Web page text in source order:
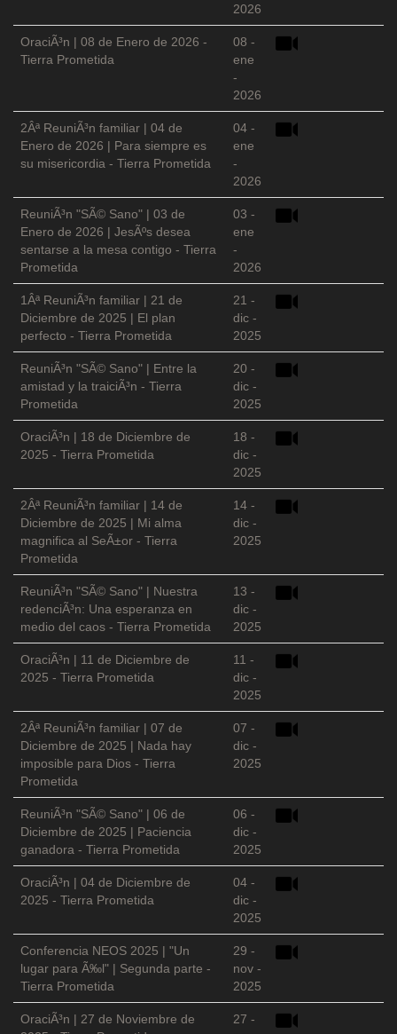
2026
OraciÃ³n | 08 de Enero de 2026 -
Tierra Prometida
08 -
ene
-
2026
2Âª ReuniÃ³n familiar | 04 de
Enero de 2026 | Para siempre es
su misericordia - Tierra Prometida
04 -
ene
-
2026
ReuniÃ³n "SÃ© Sano" | 03 de
Enero de 2026 | JesÃºs desea
sentarse a la mesa contigo - Tierra
Prometida
03 -
ene
-
2026
1Âª ReuniÃ³n familiar | 21 de
Diciembre de 2025 | El plan
perfecto - Tierra Prometida
21 -
dic -
2025
ReuniÃ³n "SÃ© Sano" | Entre la
amistad y la traiciÃ³n - Tierra
Prometida
20 -
dic -
2025
OraciÃ³n | 18 de Diciembre de
2025 - Tierra Prometida
18 -
dic -
2025
2Âª ReuniÃ³n familiar | 14 de
Diciembre de 2025 | Mi alma
magnifica al SeÃ±or - Tierra
Prometida
14 -
dic -
2025
ReuniÃ³n "SÃ© Sano" | Nuestra
redenciÃ³n: Una esperanza en
medio del caos - Tierra Prometida
13 -
dic -
2025
OraciÃ³n | 11 de Diciembre de
2025 - Tierra Prometida
11 -
dic -
2025
2Âª ReuniÃ³n familiar | 07 de
Diciembre de 2025 | Nada hay
imposible para Dios - Tierra
Prometida
07 -
dic -
2025
ReuniÃ³n "SÃ© Sano" | 06 de
Diciembre de 2025 | Paciencia
ganadora - Tierra Prometida
06 -
dic -
2025
OraciÃ³n | 04 de Diciembre de
2025 - Tierra Prometida
04 -
dic -
2025
Conferencia NEOS 2025 | "Un
lugar para Ã‰l" | Segunda parte -
Tierra Prometida
29 -
nov -
2025
OraciÃ³n | 27 de Noviembre de
27 -